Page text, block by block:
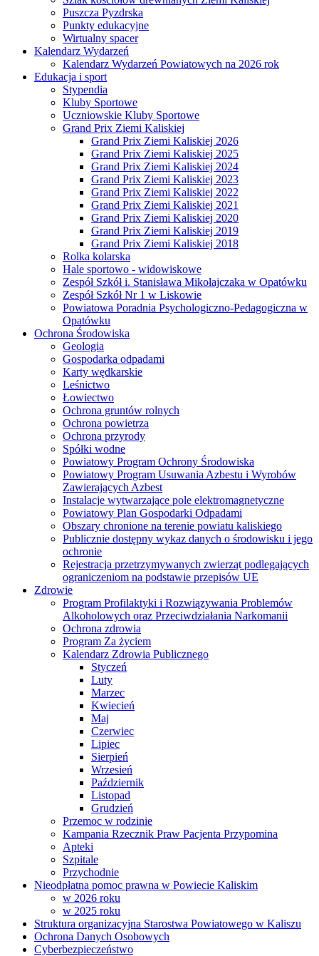
Puszcza Pyzdrska
Punkty edukacyjne
Wirtualny spacer
Kalendarz Wydarzeń
Kalendarz Wydarzeń Powiatowych na 2026 rok
Edukacja i sport
Stypendia
Kluby Sportowe
Uczniowskie Kluby Sportowe
Grand Prix Ziemi Kaliskiej
Grand Prix Ziemi Kaliskiej 2026
Grand Prix Ziemi Kaliskiej 2025
Grand Prix Ziemi Kaliskiej 2024
Grand Prix Ziemi Kaliskiej 2023
Grand Prix Ziemi Kaliskiej 2022
Grand Prix Ziemi Kaliskiej 2021
Grand Prix Ziemi Kaliskiej 2020
Grand Prix Ziemi Kaliskiej 2019
Grand Prix Ziemi Kaliskiej 2018
Rolka kolarska
Hale sportowo - widowiskowe
Zespół Szkół i. Stanisława Mikołajczaka w Opatówku
Zespół Szkół Nr 1 w Liskowie
Powiatowa Poradnia Psychologiczno-Pedagogiczna w
Opatówku
Ochrona Środowiska
Geologia
Gospodarka odpadami
Karty wędkarskie
Leśnictwo
Łowiectwo
Ochrona gruntów rolnych
Ochrona powietrza
Ochrona przyrody
Spółki wodne
Powiatowy Program Ochrony Środowiska
Powiatowy Program Usuwania Azbestu i Wyrobów
Zawierających Azbest
Instalacje wytwarzające pole elektromagnetyczne
Powiatowy Plan Gospodarki Odpadami
Obszary chronione na terenie powiatu kaliskiego
Publicznie dostępny wykaz danych o środowisku i jego
ochronie
Rejestracja przetrzymywanych zwierząt podlegających
ograniczeniom na podstawie przepisów UE
Zdrowie
Program Profilaktyki i Rozwiązywania Problemów
Alkoholowych oraz Przeciwdziałania Narkomanii
Ochrona zdrowia
Program Za życiem
Kalendarz Zdrowia Publicznego
Styczeń
Luty
Marzec
Kwiecień
Maj
Czerwiec
Lipiec
Sierpień
Wrzesień
Październik
Listopad
Grudzień
Przemoc w rodzinie
Kampania Rzecznik Praw Pacjenta Przypomina
Apteki
Szpitale
Przychodnie
Nieodpłatna pomoc prawna w Powiecie Kaliskim
w 2026 roku
w 2025 roku
Struktura organizacyjna Starostwa Powiatowego w Kaliszu
Ochrona Danych Osobowych
Cyberbezpieczeństwo